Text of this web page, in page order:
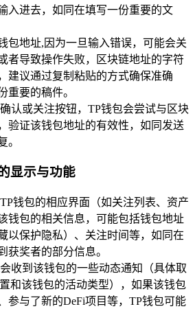
入进去，如同在填写一份重要的文
包地址,因为一旦输入错误，可能会关
者导致操作失败，区块链地址的字符
建议通过复制粘贴的方式确保准确
重要的稿件。
认或关注按钮，TP钱包会尝试与区块
验证该钱包地址的有效性，如同发送
。
显示与功能
钱包的相应界面（如关注列表、资产
钱包的相关信息，可能包括钱包地址
以保护隐私）、关注时间等，如同在
获奖者的部分信息。
收到该钱包的一些动态通知（具体取
和该钱包的活动类型），如果该钱包
参与了新的DeFi项目等，TP钱包可能